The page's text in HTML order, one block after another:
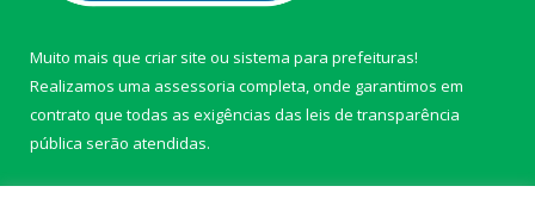
Muito mais que criar site ou sistema para prefeituras!
Realizamos uma assessoria completa, onde garantimos em
contrato que todas as exigências das leis de transparência
pública serão atendidas.